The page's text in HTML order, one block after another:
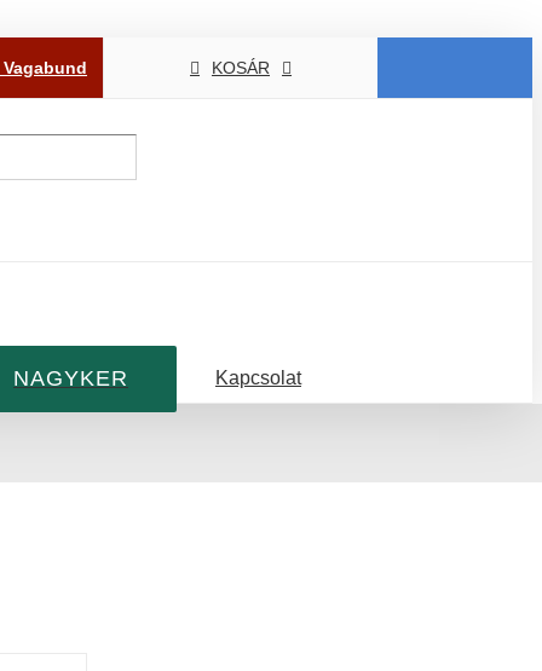
Vagabund KOSÁR
NAGYKER Kapcsolat